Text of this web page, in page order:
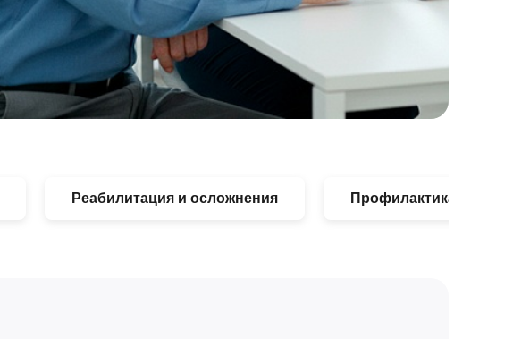
Реабилитация и осложнения Профилактика